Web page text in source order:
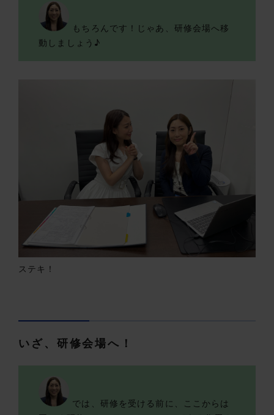
もちろんです！じゃあ、研修会場へ移
動しましょう♪
ステキ！
いざ、研修会場へ！
では、研修を受ける前に、ここからは